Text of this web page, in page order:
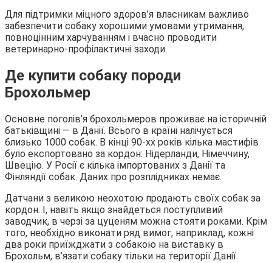
Для підтримки міцного здоров’я власникам важливо
забезпечити собаку хорошими умовами утримання,
повноцінним харчуванням і вчасно проводити
ветеринарно-профілактичні заходи.
Де купити собаку породи
Брохольмер
Основне поголів’я брохольмеров проживає на історичній
батьківщині ― в Данії. Всього в країні налічується
близько 1000 собак. В кінці 90-хх років кілька мастифів
було експортовано за кордон: Нідерланди, Німеччину,
Швецію. У Росії є кілька імпортованих з Данії та
Фінляндії собак. Даних про розплідниках немає.
Датчани з великою неохотою продають своїх собак за
кордон. І, навіть якщо знайдеться поступливий
заводчик, в черзі за цуценям можна стояти роками. Крім
того, необхідно виконати ряд вимог, наприклад, кожні
два роки приїжджати з собакою на виставку в
Брохольм, в’язати собаку тільки на території Данії.